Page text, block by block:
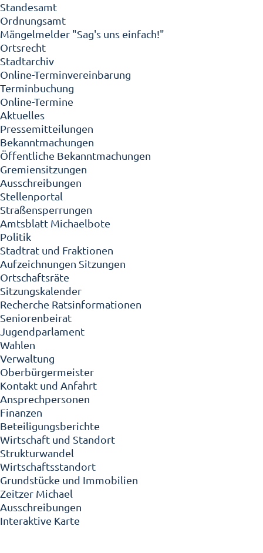
Standesamt
Ordnungsamt
Mängelmelder "Sag's uns einfach!"
Ortsrecht
Stadtarchiv
Online-Terminvereinbarung
Terminbuchung
Online-Termine
Aktuelles
Pressemitteilungen
Bekanntmachungen
Öffentliche Bekanntmachungen
Gremiensitzungen
Ausschreibungen
Stellenportal
Straßensperrungen
Amtsblatt Michaelbote
Politik
Stadtrat und Fraktionen
Aufzeichnungen Sitzungen
Ortschaftsräte
Sitzungskalender
Recherche Ratsinformationen
Seniorenbeirat
Jugendparlament
Wahlen
Verwaltung
Oberbürgermeister
Kontakt und Anfahrt
Ansprechpersonen
Finanzen
Beteiligungsberichte
Wirtschaft und Standort
Strukturwandel
Wirtschaftsstandort
Grundstücke und Immobilien
Zeitzer Michael
Ausschreibungen
Interaktive Karte